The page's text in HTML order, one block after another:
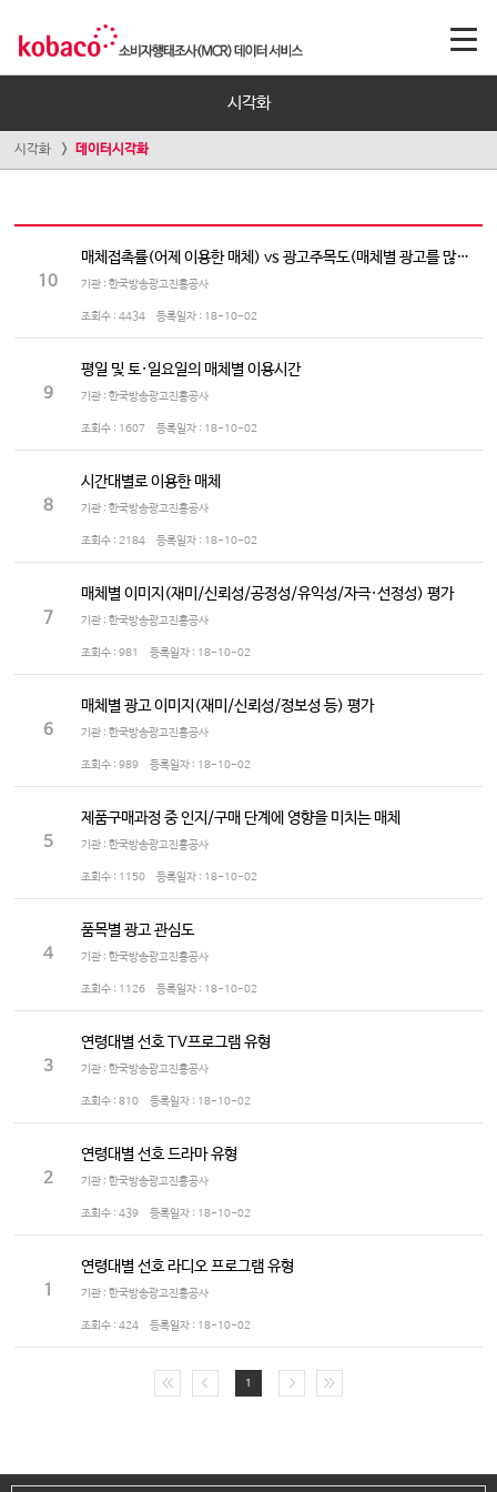
시각화
시각화 데이터시각화
10
매체접촉률(어제 이용한 매체) vs 광고주목도(매체별 광고를 많이 보는/듣는 정도)
기관 : 한국방송광고진흥공사
조회수 : 4434 등록일자 : 18-10-02
9
평일 및 토·일요일의 매체별 이용시간
기관 : 한국방송광고진흥공사
조회수 : 1607 등록일자 : 18-10-02
8
시간대별로 이용한 매체
기관 : 한국방송광고진흥공사
조회수 : 2184 등록일자 : 18-10-02
7
매체별 이미지(재미/신뢰성/공정성/유익성/자극·선정성) 평가
기관 : 한국방송광고진흥공사
조회수 : 981 등록일자 : 18-10-02
6
매체별 광고 이미지(재미/신뢰성/정보성 등) 평가
기관 : 한국방송광고진흥공사
조회수 : 989 등록일자 : 18-10-02
5
제품구매과정 중 인지/구매 단계에 영향을 미치는 매체
기관 : 한국방송광고진흥공사
조회수 : 1150 등록일자 : 18-10-02
4
품목별 광고 관심도
기관 : 한국방송광고진흥공사
조회수 : 1126 등록일자 : 18-10-02
3
연령대별 선호 TV프로그램 유형
기관 : 한국방송광고진흥공사
조회수 : 810 등록일자 : 18-10-02
2
연령대별 선호 드라마 유형
기관 : 한국방송광고진흥공사
조회수 : 439 등록일자 : 18-10-02
1
연령대별 선호 라디오 프로그램 유형
기관 : 한국방송광고진흥공사
조회수 : 424 등록일자 : 18-10-02
1